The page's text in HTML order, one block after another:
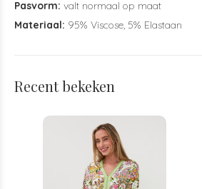
Pasvorm: valt normaal op maat
Materiaal: 95% Viscose, 5% Elastaan
Recent bekeken